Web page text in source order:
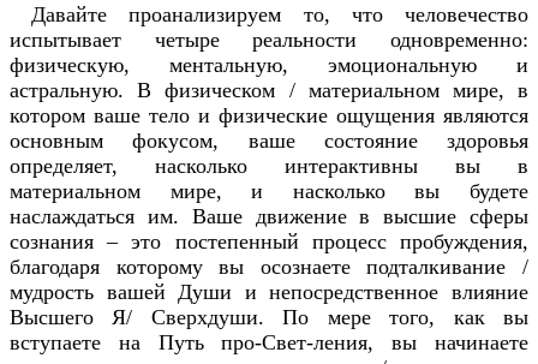
Давайте проанализируем то, что человечество
испытывает четыре реальности одновременно:
физическую, ментальную, эмоциональную и
астральную. В физическом / материальном мире, в
котором ваше тело и физические ощущения являются
основным фокусом, ваше состояние здоровья
определяет, насколько интерактивны вы в
материальном мире, и насколько вы будете
наслаждаться им. Ваше движение в высшие сферы
сознания – это постепенный процесс пробуждения,
благодаря которому вы осознаете подталкивание /
мудрость вашей Души и непосредственное влияние
Высшего Я/ Сверхдуши. По мере того, как вы
вступаете на Путь про-Свет-ления, вы начинаете